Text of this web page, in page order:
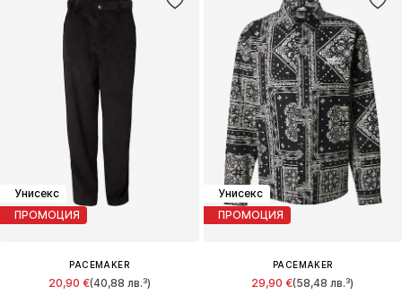
Унисекс
ПРОМОЦИЯ
PACEMAKER
20,90 €(40,88 лв.³)
Унисекс
ПРОМОЦИЯ
PACEMAKER
29,90 €(58,48 лв.³)